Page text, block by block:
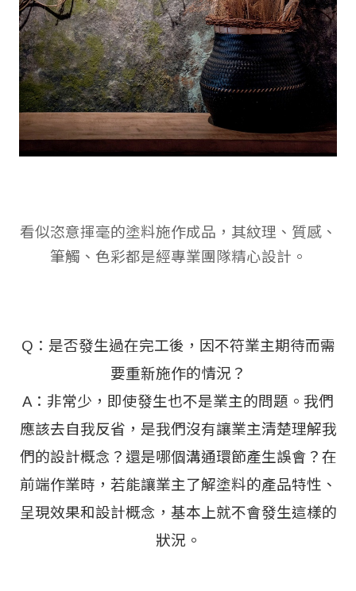
看似恣意揮毫的塗料施作成品，其紋理、質感、
筆觸、色彩都是經專業團隊精心設計。
Q：是否發生過在完工後，因不符業主期待而需
要重新施作的情況？
A：非常少，即使發生也不是業主的問題。我們
應該去自我反省，是我們沒有讓業主清楚理解我
們的設計概念？還是哪個溝通環節產生誤會？在
前端作業時，若能讓業主了解塗料的產品特性、
呈現效果和設計概念，基本上就不會發生這樣的
狀況。